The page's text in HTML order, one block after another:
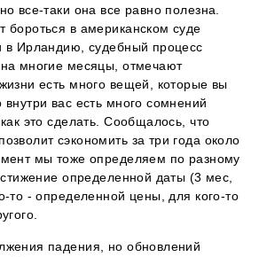
все-таки она все равно полезна.
бороться в американском суде
в Ирландию, судебный процесс
на многие месяцы, отмечают
есть много вещей, которые вы
вас есть много сомнений
это сделать. Сообщалось, что
сэкономить за три года около
мы тоже определяем по разному
определенной даты (3 мес,
то - определенной цены, для кого-то
падения, но обновлений